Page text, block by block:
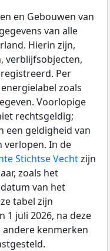
en Gebouwen van
van alle
Hierin zijn,
verblijfsobjecten,
Per
zoals
Voorlopige
rechtsgeldig;
een geldigheid van
verlopen. In de
Stichtse Vechtzijn
zoals het
van het
tabel zijn
1 juli 2026, na deze
kenmerken